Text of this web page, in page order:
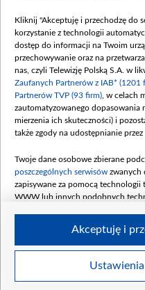
Procedura
© 2026 Telewizja
Kliknij "Akceptuję i przechodzę do
korzystanie z technologii
dostęp do informacji na Twoim
przechowywanie oraz na
nas, czyli Telewizję Polską S.A. w
Zaufanych Partnerów z IAB* (1201
Partnerów TVP (93 firm) , w celach
zautomatyzowanego dopasowania
mierzenia ich skuteczności) i
także zgody na udostępnianie
Twoje dane osobowe zbierane
poszczególnych serwisów zwanych
zapisywane za pomocą
WWW lub innych podobnych
Twoje dane osobowe zbierane
Akceptuję i